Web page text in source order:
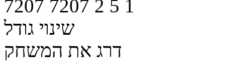
7207 7207 2 5 1
שינוי גודל
דרג את המשחק